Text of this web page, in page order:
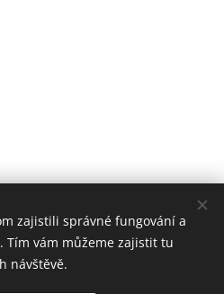
zajistili správné fungování a
Tím vám můžeme zajistit tu
návštěvě.